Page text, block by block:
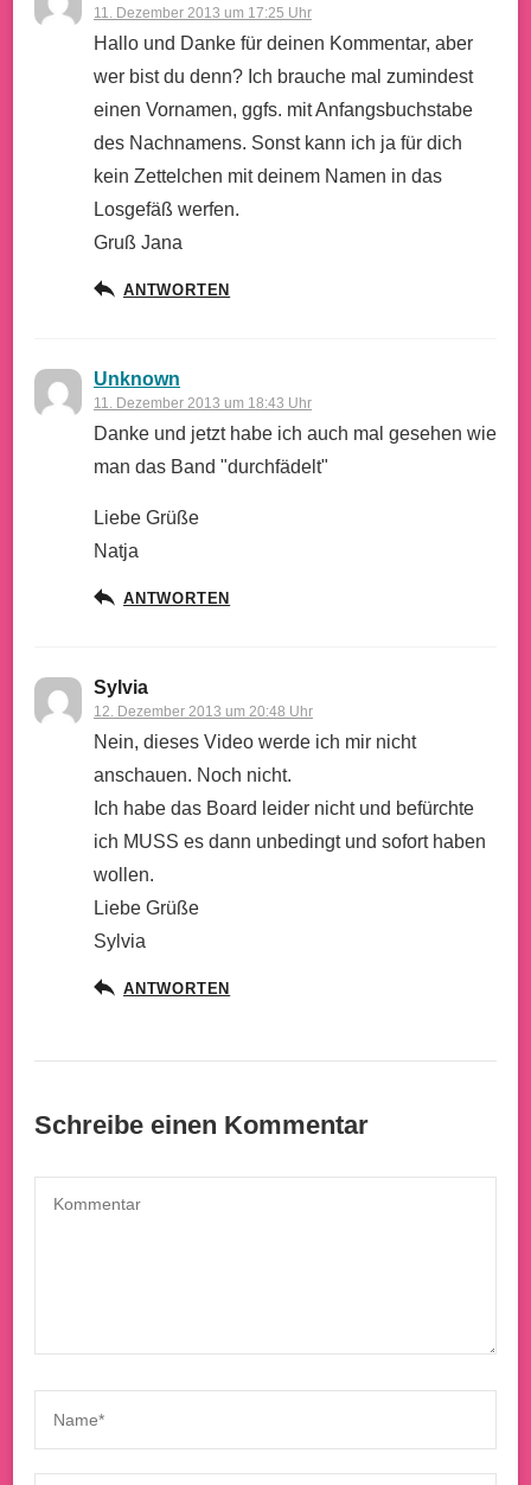
11. Dezember 2013 um 17:25 Uhr
Hallo und Danke für deinen Kommentar, aber
wer bist du denn? Ich brauche mal zumindest
einen Vornamen, ggfs. mit Anfangsbuchstabe
des Nachnamens. Sonst kann ich ja für dich
kein Zettelchen mit deinem Namen in das
Losgefäß werfen.
Gruß Jana
ANTWORTEN
Unknown
11. Dezember 2013 um 18:43 Uhr
Danke und jetzt habe ich auch mal gesehen wie
man das Band "durchfädelt"
Liebe Grüße
Natja
ANTWORTEN
Sylvia
12. Dezember 2013 um 20:48 Uhr
Nein, dieses Video werde ich mir nicht
anschauen. Noch nicht.
Ich habe das Board leider nicht und befürchte
ich MUSS es dann unbedingt und sofort haben
wollen.
Liebe Grüße
Sylvia
ANTWORTEN
Schreibe einen Kommentar